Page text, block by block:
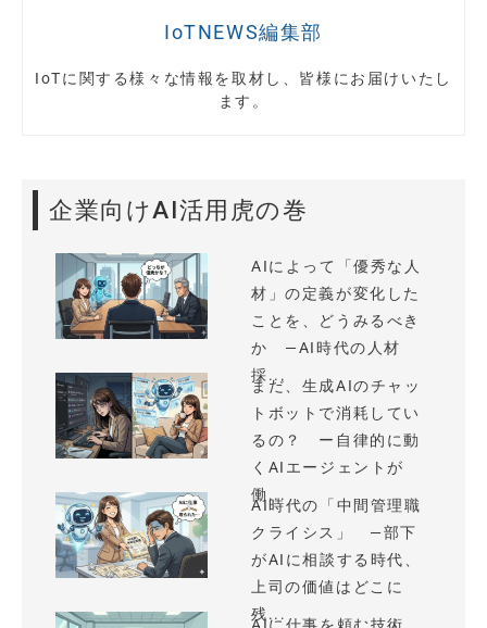
IoTNEWS編集部
IoTに関する様々な情報を取材し、皆様にお届けいたし
ます。
企業向けAI活用虎の巻
AIによって「優秀な人
材」の定義が変化した
ことを、どうみるべき
か —AI時代の人材
採...
まだ、生成AIのチャッ
トボットで消耗してい
るの？ ー自律的に動
くAIエージェントが
働...
AI時代の「中間管理職
クライシス」 —部下
がAIに相談する時代、
上司の価値はどこに
残...